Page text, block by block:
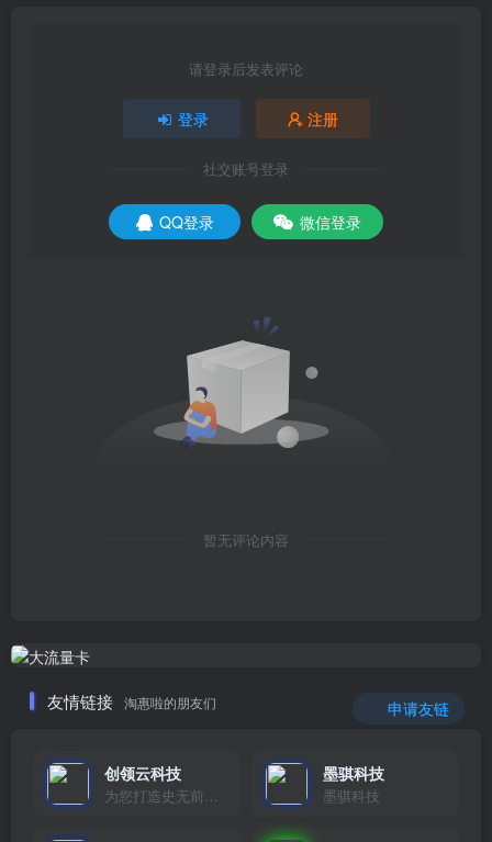
请登录后发表评论
登录 注册
社交账号登录
QQ登录 微信登录
暂无评论内容
友情链接 淘惠啦的朋友们 申请友链
创领云科技
为您打造史无前例的应用产品带您认识新时代产品的创新
墨骐科技
墨骐科技